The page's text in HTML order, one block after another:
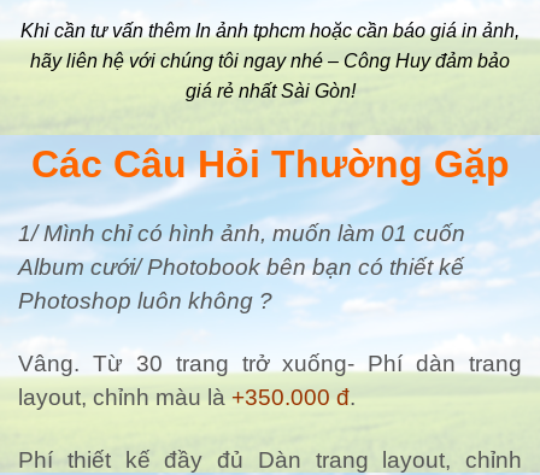
Khi cần tư vấn thêm In ảnh tphcm hoặc cần báo giá in ảnh,
hãy liên hệ với chúng tôi ngay nhé – Công Huy đảm bảo
giá rẻ nhất Sài Gòn!
Các Câu Hỏi Thường Gặp
1/ Mình chỉ có hình ảnh, muốn làm 01 cuốn
Album cưới/ Photobook bên bạn có thiết kế
Photoshop luôn không ?
Vâng. Từ 30 trang trở xuống- Phí dàn trang
layout, chỉnh màu là +350.000 đ.
Phí thiết kế đầy đủ Dàn trang layout, chỉnh